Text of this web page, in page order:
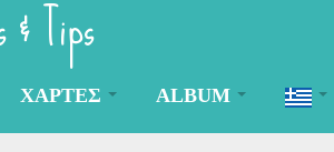
Tips
ΧΑΡΤΕΣ ALBUM